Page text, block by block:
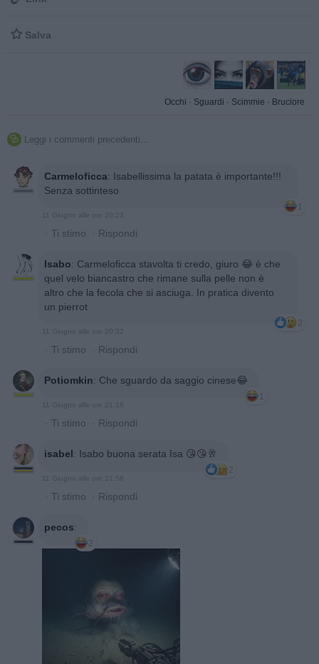
 Salva
Occhi · Sguardi · Scimmie · Bruciore
 Leggi i commenti precedenti...
Carmeloficca: Isabellissima la patata è importante!!!
Senza sottinteso
1
11 Giugno alle ore 20:23
· Ti stimo · Rispondi
Isabo: Carmeloficca stavolta ti credo, giuro 😂 è che
quel velo biancastro che rimane sulla pelle non è
altro che la fecola che si asciuga. In pratica divento
un pierrot
2
11 Giugno alle ore 20:32
· Ti stimo · Rispondi
Potiomkin: Che sguardo da saggio cinese😂
1
11 Giugno alle ore 21:16
· Ti stimo · Rispondi
isabel: Isabo buona serata Isa 😘😘🥂
2
11 Giugno alle ore 21:56
· Ti stimo · Rispondi
pecos:
2